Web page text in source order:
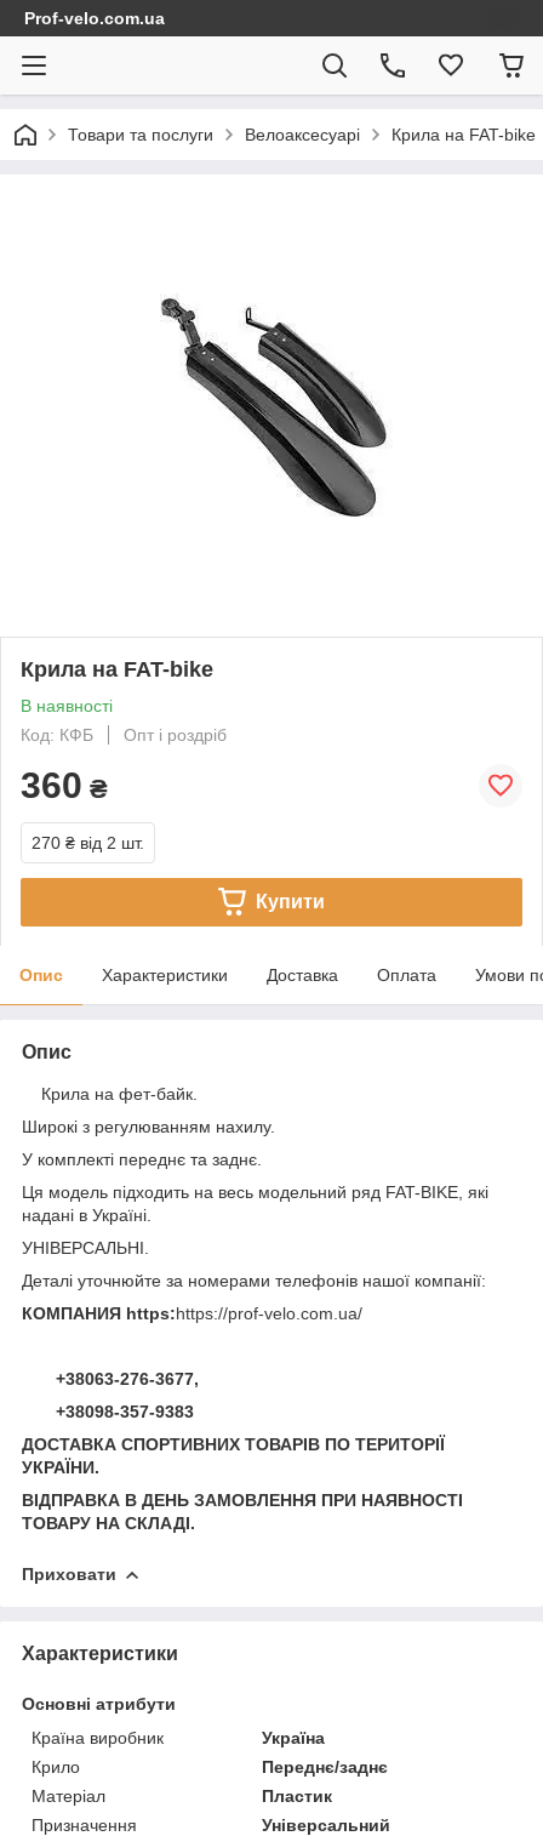
Prof-velo.com.ua
Товари та послуги Велоаксесуарі Крила на FAT-bike
Крила на FAT-bike
В наявності
Код: КФБ
Опт і роздріб
360 ₴
270 ₴ від 2 шт.
Купити
Опис Характеристики Доставка Оплата Умови
Опис
Крила на фет-байк.
Широкі з регулюванням нахилу.
У комплекті переднє та заднє.
Ця модель підходить на весь модельний ряд FAT-BIKE, які
надані в Україні.
УНІВЕРСАЛЬНІ.
Деталі уточнюйте за номерами телефонів нашої компанії:
КОМПАНИЯ https:https://prof-velo.com.ua/
+38063-276-3677,
+38098-357-9383
ДОСТАВКА СПОРТИВНИХ ТОВАРІВ ПО ТЕРИТОРІЇ
УКРАЇНИ.
ВІДПРАВКА В ДЕНЬ ЗАМОВЛЕННЯ ПРИ НАЯВНОСТІ
ТОВАРУ НА СКЛАДІ.
Приховати
Характеристики
Основні атрибути
Країна виробник
Україна
Крило
Переднє/заднє
Матеріал
Пластик
Призначення
Універсальний